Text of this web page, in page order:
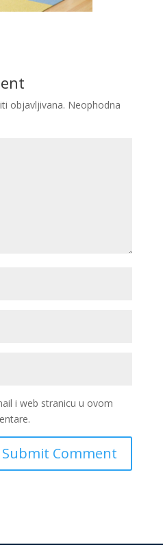
objavljivana. Neophodna
i web stranicu u ovom